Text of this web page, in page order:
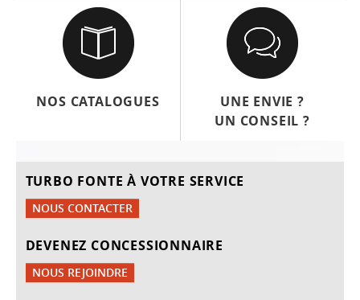
NOS CATALOGUES
UNE ENVIE ?
UN CONSEIL ?
TURBO FONTE À VOTRE SERVICE
NOUS CONTACTER
DEVENEZ CONCESSIONNAIRE
NOUS REJOINDRE